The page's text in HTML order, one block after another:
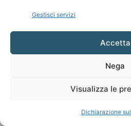
Gestisci servizi
Accetta
Nega
Visualizza le
Dichiarazione